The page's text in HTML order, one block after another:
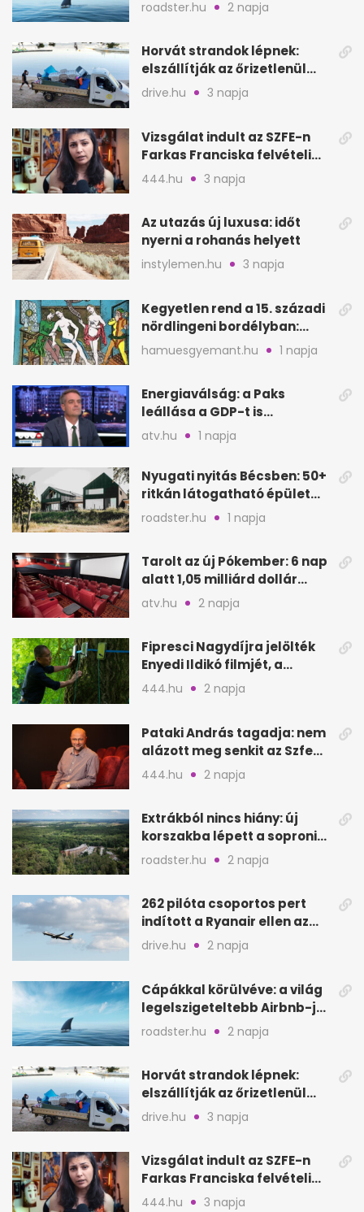
roadster.hu 2 napja
Horvát strandok lépnek:
elszállítják az őrizetlenül
hagyott törölközőket
drive.hu 3 napja
Vizsgálat indult az SZFE-n
Farkas Franciska felvételi
videója után
444.hu 3 napja
Az utazás új luxusa: időt
nyerni a rohanás helyett
instylemen.hu 3 napja
Kegyetlen rend a 15. századi
nördlingeni bordélyban:
verés, éheztetés
hamuesgyemant.hu 1 napja
Energiaválság: a Paks
leállása a GDP-t is
megütheti, int az
Oeconomus
atv.hu 1 napja
Nyugati nyitás Bécsben: 50+
ritkán látogatható épület
nyílik meg
roadster.hu 1 napja
Tarolt az új Pókember: 6 nap
alatt 1,05 milliárd dollár
bevétel
atv.hu 2 napja
Fipresci Nagydíjra jelölték
Enyedi Ildikó filmjét, a
Csendes barátot
444.hu 2 napja
Pataki András tagadja: nem
alázott meg senkit az Szfe
felvételijén
444.hu 2 napja
Extrákból nincs hiány: új
korszakba lépett a soproni
Fagus Hotel
roadster.hu 2 napja
262 pilóta csoportos pert
indított a Ryanair ellen az
Egyesült Királyságban
drive.hu 2 napja
Cápákkal körülvéve: a világ
legelszigeteltebb Airbnb-je
a nyílt tengeren
roadster.hu 2 napja
Horvát strandok lépnek:
elszállítják az őrizetlenül
hagyott törölközőket
drive.hu 3 napja
Vizsgálat indult az SZFE-n
Farkas Franciska felvételi
videója után
444.hu 3 napja